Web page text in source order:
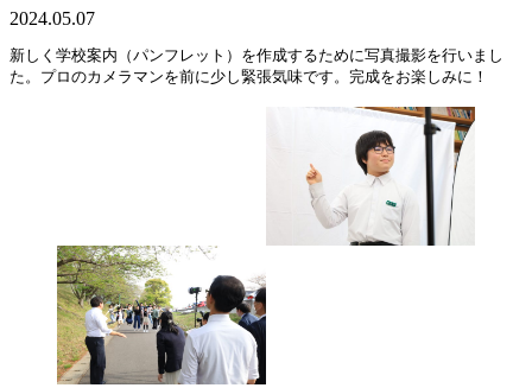
2024.05.07
新しく学校案内（パンフレット）を作成するために写真撮影を行いまし
た。プロのカメラマンを前に少し緊張気味です。完成をお楽しみに！